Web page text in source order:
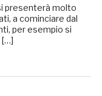
presenterà molto
a cominciare dal
per esempio si
[…]